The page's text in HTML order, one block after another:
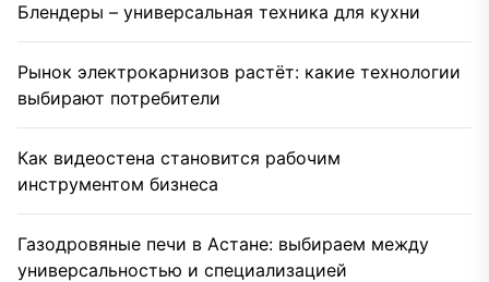
Блендеры – универсальная техника для кухни
Рынок электрокарнизов растёт: какие технологии
выбирают потребители
Как видеостена становится рабочим
инструментом бизнеса
Газодровяные печи в Астане: выбираем между
универсальностью и специализацией